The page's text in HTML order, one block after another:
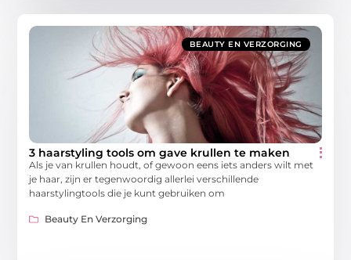
BEAUTY EN VERZORGING
3 haarstyling tools om gave krullen te maken
Als je van krullen houdt, of gewoon eens iets anders wilt met
je haar, zijn er tegenwoordig allerlei verschillende
haarstylingtools die je kunt gebruiken om
Beauty En Verzorging